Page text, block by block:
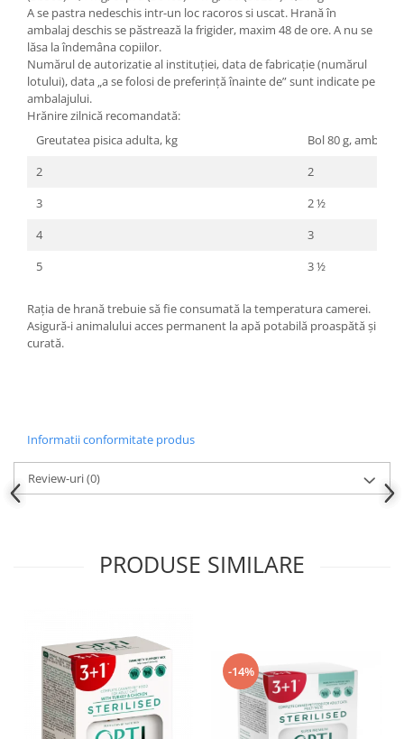
A se pastra nedeschis intr-un loc racoros si uscat. Hrană în
ambalaj deschis se păstrează la frigider, maxim 48 de ore. A nu se
lăsa la îndemâna copiilor.
Numărul de autorizatie al instituției, data de fabricație (numărul
lotului), data „a se folosi de preferință înainte de” sunt indicate pe
ambalajului.
Hrănire zilnică recomandată:
Greutatea pisica adulta, kg
Bol 80 g, ambalaje
2
2
3
2 ½
4
3
5
3 ½
Rația de hrană trebuie să fie consumată la temperatura camerei.
Asigură-i animalului acces permanent la apă potabilă proaspătă și
curată.
Informatii conformitate produs
Review-uri(0)
PRODUSE SIMILARE
-14%